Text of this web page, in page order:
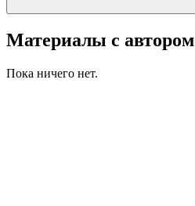
Материалы с автором
Пока ничего нет.